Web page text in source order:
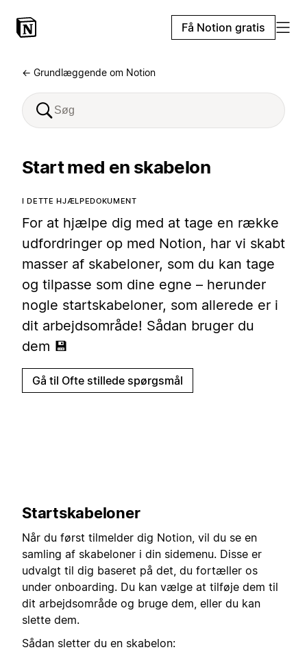
Få Notion gratis
← Grundlæggende om Notion
Start med en skabelon
I DETTE HJÆLPEDOKUMENT
For at hjælpe dig med at tage en række
udfordringer op med Notion, har vi skabt
masser af skabeloner, som du kan tage
og tilpasse som dine egne – herunder
nogle startskabeloner, som allerede er i
dit arbejdsområde! Sådan bruger du
dem 💾
Gå til Ofte stillede spørgsmål
Startskabeloner
Når du først tilmelder dig Notion, vil du se en
samling af skabeloner i din sidemenu. Disse er
udvalgt til dig baseret på det, du fortæller os
under onboarding. Du kan vælge at tilføje dem til
dit arbejdsområde og bruge dem, eller du kan
slette dem.
Sådan sletter du en skabelon: